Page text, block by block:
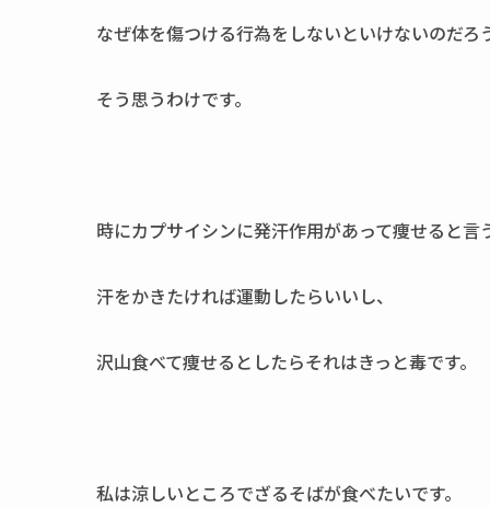
なぜ体を傷つける行為をしないといけないのだろ
そう思うわけです。
時にカプサイシンに発汗作用があって痩せると言
汗をかきたければ運動したらいいし、
沢山食べて痩せるとしたらそれはきっと毒です。
私は涼しいところでざるそばが食べたいです。